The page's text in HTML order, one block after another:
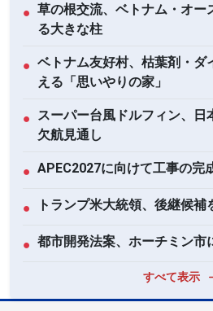
● 草の根交流、ベトナム・オー
る大きな柱
● ベトナム友好村、枯葉剤・ダ
える「思いやりの家」
●
スーパー台風ドルフィン、
欠航見通し
● APEC2027に向けて工事の完
● トランプ米大統領、後継候
● 都市開発法案、ホーチミン市
すべて表示